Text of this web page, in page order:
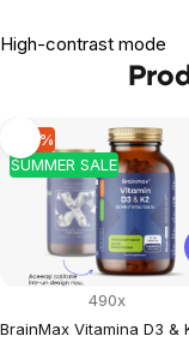
High-contrast mode
SUMMER SALE
-10 %
BrainMax Vitamina D3 &
490x